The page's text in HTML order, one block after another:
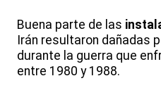
Buena parte de las
Irán resultaron dañadas
durante la guerra que
entre 1980 y 1988.